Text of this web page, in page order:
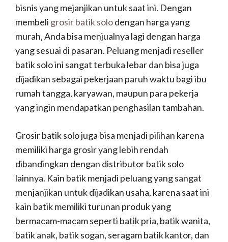
bisnis yang mejanjikan untuk saat ini. Dengan
membeli grosir batik solodengan harga yang
murah, Anda bisa menjualnya lagi dengan harga
yang sesuai di pasaran. Peluang menjadi reseller
batik solo ini sangat terbuka lebar dan bisa juga
dijadikan sebagai pekerjaan paruh waktu bagi ibu
rumah tangga, karyawan, maupun para pekerja
yang ingin mendapatkan penghasilan tambahan.
Grosir batik solo juga bisa menjadi pilihan karena
memiliki harga grosir yang lebih rendah
dibandingkan dengan distributor batik solo
lainnya. Kain batik menjadi peluang yang sangat
menjanjikan untuk dijadikan usaha, karena saat ini
kain batik memiliki turunan produk yang
bermacam-macam seperti batik pria, batik wanita,
batik anak, batik sogan, seragam batik kantor, dan